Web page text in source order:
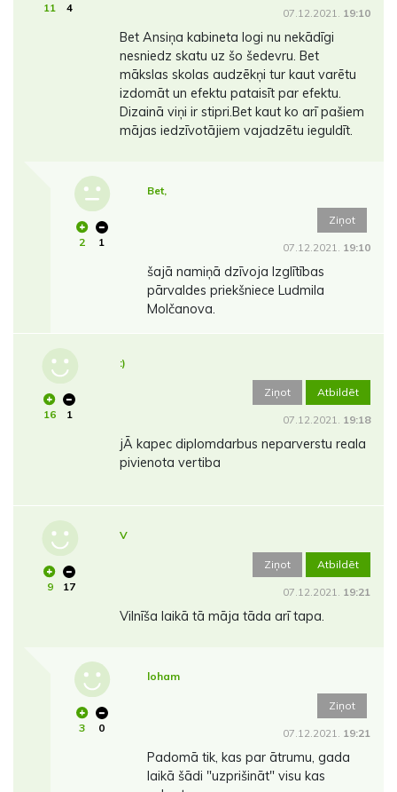
11 4 07.12.2021. 19:10
Bet Ansiņa kabineta logi nu nekādīgi
nesniedz skatu uz šo šedevru. Bet
mākslas skolas audzēkņi tur kaut varētu
izdomāt un efektu pataisīt par efektu.
Dizainā viņi ir stipri.Bet kaut ko arī pašiem
mājas iedzīvotājiem vajadzētu ieguldīt.
2 1
Bet,
Ziņot
07.12.2021. 19:10
šajā namiņā dzīvoja Izglītības
pārvaldes priekšniece Ludmila
Molčanova.
16 1
:)
Ziņot Atbildēt
07.12.2021. 19:18
jĀ kapec diplomdarbus neparverstu reala
pivienota vertiba
9 17
V
Ziņot Atbildēt
07.12.2021. 19:21
Vilnīša laikā tā māja tāda arī tapa.
3 0
loham
Ziņot
07.12.2021. 19:21
Padomā tik, kas par ātrumu, gada
laikā šādi "uzprišināt" visu kas